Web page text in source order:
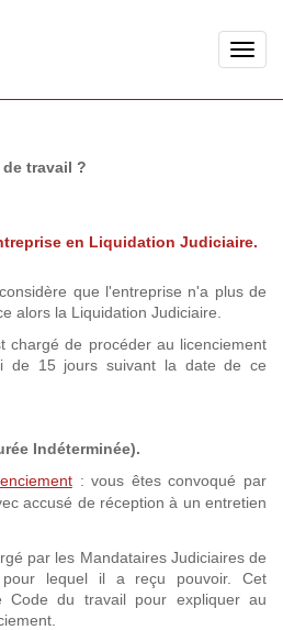
Toggle
travail ?
en Liquidation Judiciaire.
que l'entreprise n'a plus de
alors la Liquidation Judiciaire.
chargé de procéder au licenciement
de 15 jours suivant la date de ce
Indéterminée).
: vous êtes convoqué par
accusé de réception à un entretien
par les Mandataires Judiciaires de
pour lequel il a reçu pouvoir. Cet
du travail pour expliquer au